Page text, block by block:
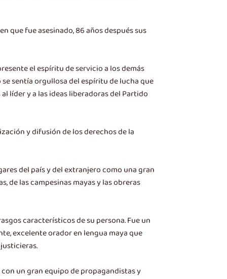
que fue asesinado, 86 años después sus
el espíritu de servicio a los demás
sentía orgullosa del espíritu de lucha que
líder y a las ideas liberadoras del Partido
y difusión de los derechos de la
del país y del extranjero como una gran
de las campesinas mayas y las obreras
característicos de su persona. Fue un
excelente orador en lengua maya que
con un gran equipo de propagandistas y